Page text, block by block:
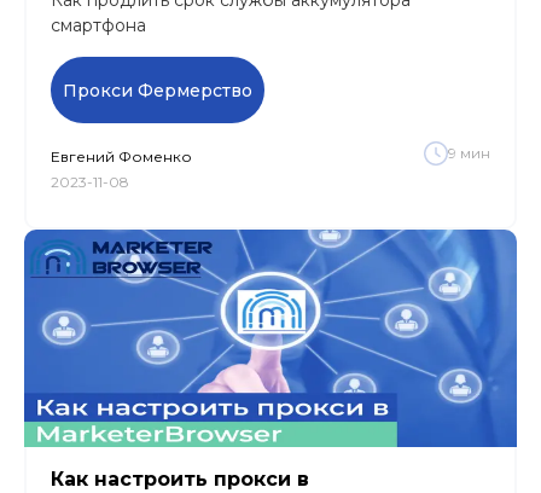
смартфона
Прокси Фермерство
Евгений Фоменко
2023-11-08
9 мин
Как настроить прокси в